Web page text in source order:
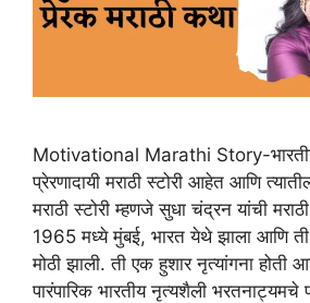
Motivational Marathi Story-
प्रेरणादायी मराठी स्टोरी आहेत आणि
मराठी स्टोरी म्हणजे सुधा चंद्रन यांची
1965 मध्ये मुंबई, भारत येथे झाला आणि ती
मोठी झाली. ती एक हुशार नृत्यांगना होती
पारंपारिक भारतीय नृत्यशैली भरतनाट्यमचे